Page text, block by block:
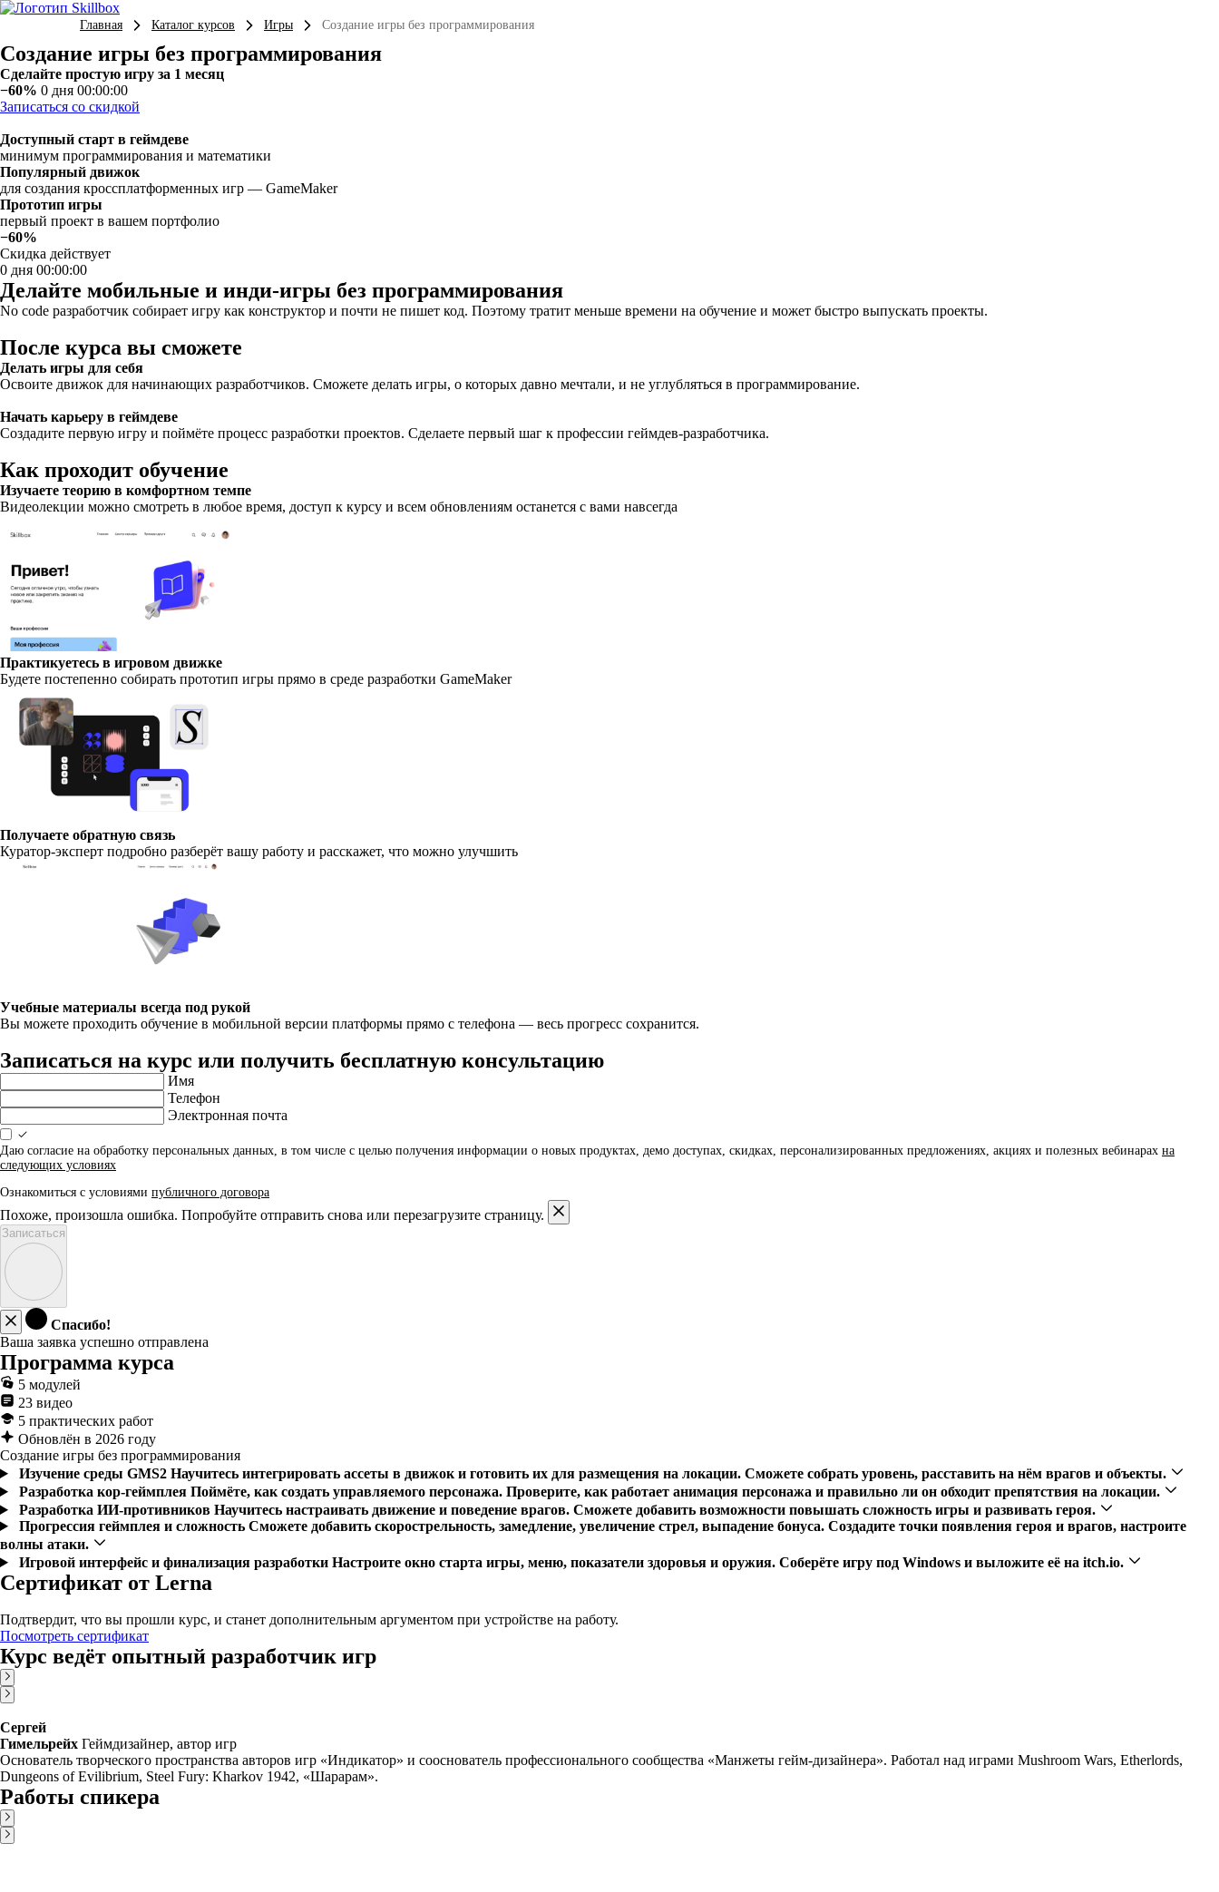
Главная Каталог курсов Игры Создание игры без программирования
Создание игры без программирования
Сделайте простую игру за 1 месяц
−60% 0 дня 00:00:00
Записаться со скидкой
Доступный старт в геймдеве
минимум программирования и математики
Популярный движок
для создания кроссплатформенных игр — GameMaker
Прототип игры
первый проект в вашем портфолио
−60%
Скидка действует
0 дня 00:00:00
Делайте мобильные и инди-игры без программирова­ния
No code разработчик собирает игру как конструктор и почти не пишет код. Поэтому тратит меньше времени на обучение и может быстро выпускать проекты.
После курса вы сможете
Делать игры для себя
Освоите движок для начинающих разработчиков. Сможете делать игры, о которых давно мечтали, и не углубляться в программирование.
Начать карьеру в геймдеве
Создадите первую игру и поймёте процесс разработки проектов. Сделаете первый шаг к профессии геймдев-разработчика.
Как проходит обучение
Изучаете теорию в комфортном темпе
Видеолекции можно смотреть в любое время, доступ к курсу и всем обновлениям останется с вами навсегда
Практикуетесь в игровом движке
Будете постепенно собирать прототип игры прямо в среде разработки GameMaker
Получаете обратную связь
Куратор-эксперт подробно разберёт вашу работу и расскажет, что можно улучшить
Учебные материалы всегда под рукой
Вы можете проходить обучение в мобильной версии платформы прямо с телефона — весь прогресс сохранится.
Записаться на курс или получить бесплатную консультацию
Имя
Телефон
Электронная почта
Даю согласие на обработку персональных данных, в том числе с целью получения информации о новых продуктах, демо доступах, скидках, персонализированных предложениях, акциях и полезных вебинарах на
следующих условиях
Ознакомиться с условиями публичного договора
Похоже, произошла ошибка. Попробуйте отправить снова или перезагрузите страницу.
Записаться
Спасибо!
Ваша заявка успешно отправлена
Программа курса
5 модулей
23 видео
5 практических работ
Обновлён в 2026 году
Создание игры без программирования
Изучение среды GMS2 Научитесь интегрировать ассеты в движок и готовить их для размещения на локации. Сможете собрать уровень, расставить на нём врагов и объекты.
Разработка кор-геймплея Поймёте, как создать управляемого персонажа. Проверите, как работает анимация персонажа и правильно ли он обходит препятствия на локации.
Разработка ИИ-противников Научитесь настраивать движение и поведение врагов. Сможете добавить возможности повышать сложность игры и развивать героя.
Прогрессия геймплея и сложность Сможете добавить скорострельность, замедление, увеличение стрел, выпадение бонуса. Создадите точки появления героя и врагов, настроите
волны атаки.
Игровой интерфейс и финализация разработки Настроите окно старта игры, меню, показатели здоровья и оружия. Соберёте игру под Windows и выложите её на itch.io.
Сертификат от Lerna
Подтвердит, что вы прошли курс, и станет дополнительным аргументом при устройстве на работу.
Посмотреть сертификат
Курс ведёт опытный разработчик игр
Сергей
Гимельрейх Геймдизайнер, автор игр
Основатель творческого пространства авторов игр «Индикатор» и сооснователь профессионального сообщества «Манжеты гейм-дизайнера». Работал над играми Mushroom Wars, Etherlords,
Dungeons of Evilibrium, Steel Fury: Kharkov 1942, «Шарарам».
Работы спикера